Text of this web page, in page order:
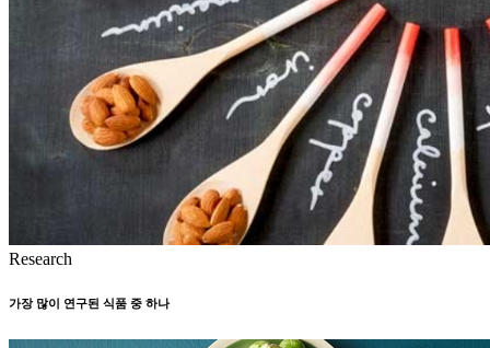
Research
가장 많이 연구된 식품 중 하나